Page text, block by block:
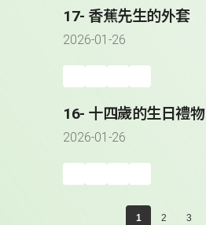
17- 香蕉先生的外套
2026-01-26
16- 十四歲的生日禮物
2026-01-26
1 2 3